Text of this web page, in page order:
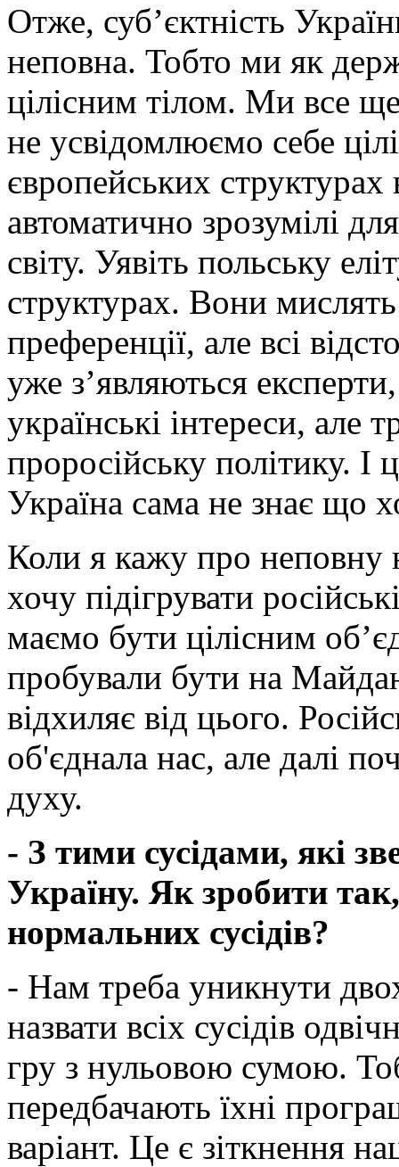
Отже, суб’єктність
неповна. Тобто ми як
цілісним тілом. Ми все
не усвідомлюємо себе
європейських структурах
автоматично зрозумілі
світу. Уявіть польську
структурах. Вони
преференції, але всі
уже з’являються
українські інтереси, але
проросійську політику.
Україна сама не знає що
Коли я кажу про неповну
хочу підігрувати
маємо бути цілісним
пробували бути на
відхиляє від цього.
об'єднала нас, але далі
духу.
- З тими сусідами, які
Україну. Як зробити
нормальних сусідів?
- Нам треба уникнути
назвати всіх сусідів
гру з нульовою сумою.
передбачають їхні
варіант. Це є зіткнення